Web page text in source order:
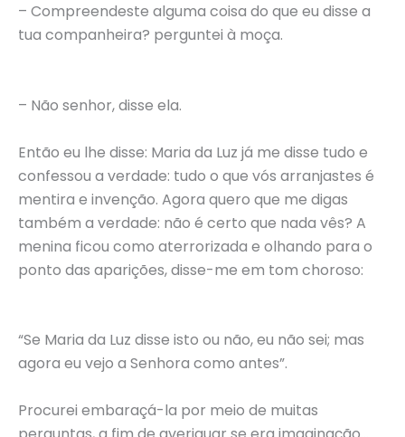
– Compreendeste alguma coisa do que eu disse a
tua companheira? perguntei à moça.
– Não senhor, disse ela.
Então eu lhe disse: Maria da Luz já me disse tudo e
confessou a verdade: tudo o que vós arranjastes é
mentira e invenção. Agora quero que me digas
também a verdade: não é certo que nada vês? A
menina ficou como aterrorizada e olhando para o
ponto das aparições, disse-me em tom choroso:
“Se Maria da Luz disse isto ou não, eu não sei; mas
agora eu vejo a Senhora como antes”.
Procurei embaraçá-la por meio de muitas